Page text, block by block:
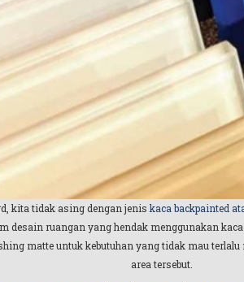
kita tidak asing dengan jenis kaca backpainted
desain ruangan yang hendak menggunakan
matte untuk kebutuhan yang tidak mau
area tersebut.